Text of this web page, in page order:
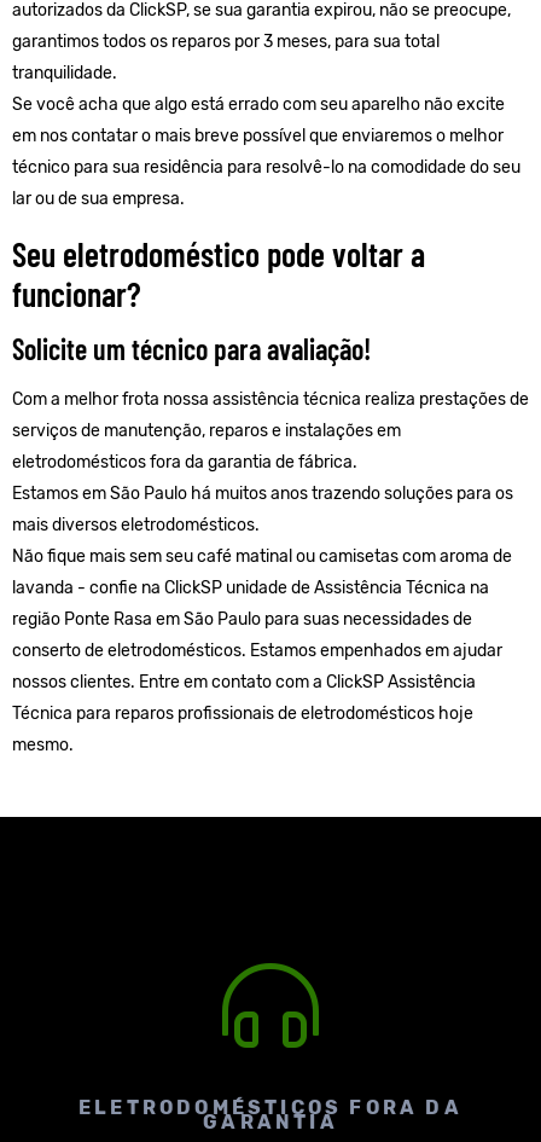
autorizados da ClickSP, se sua garantia expirou, não se preocupe,
garantimos todos os reparos por 3 meses, para sua total
tranquilidade.
Se você acha que algo está errado com seu aparelho não excite
em nos contatar o mais breve possível que enviaremos o melhor
técnico para sua residência para resolvê-lo na comodidade do seu
lar ou de sua empresa.
Seu eletrodoméstico pode voltar a
funcionar?
Solicite um técnico para avaliação!
Com a melhor frota nossa assistência técnica realiza prestações de
serviços de manutenção, reparos e instalações em
eletrodomésticos fora da garantia de fábrica.
Estamos em São Paulo há muitos anos trazendo soluções para os
mais diversos eletrodomésticos.
Não fique mais sem seu café matinal ou camisetas com aroma de
lavanda - confie na ClickSP unidade de Assistência Técnica na
região Ponte Rasa em São Paulo para suas necessidades de
conserto de eletrodomésticos. Estamos empenhados em ajudar
nossos clientes. Entre em contato com a ClickSP Assistência
Técnica para reparos profissionais de eletrodomésticos hoje
mesmo.
ELETRODOMÉSTICOS FORA DA
GARANTIA